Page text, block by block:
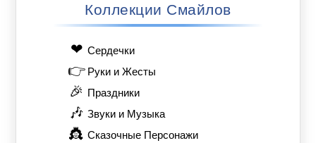
Коллекции Смайлов
❤ Сердечки
👉 Руки и Жесты
🎉 Праздники
🎶 Звуки и Музыка
👸 Сказочные Персонажи